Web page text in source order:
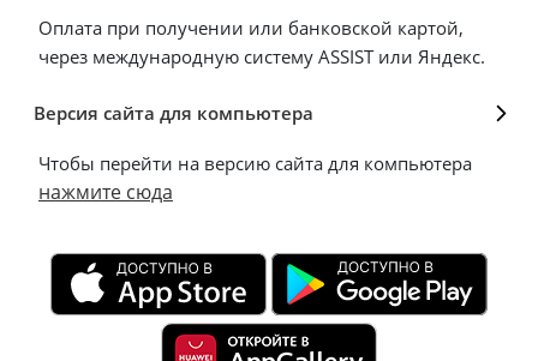
Оплата при получении или банковской картой,
через международную систему ASSIST или Яндекс.
Версия сайта для компьютера
Чтобы перейти на версию сайта для компьютера
нажмите сюда